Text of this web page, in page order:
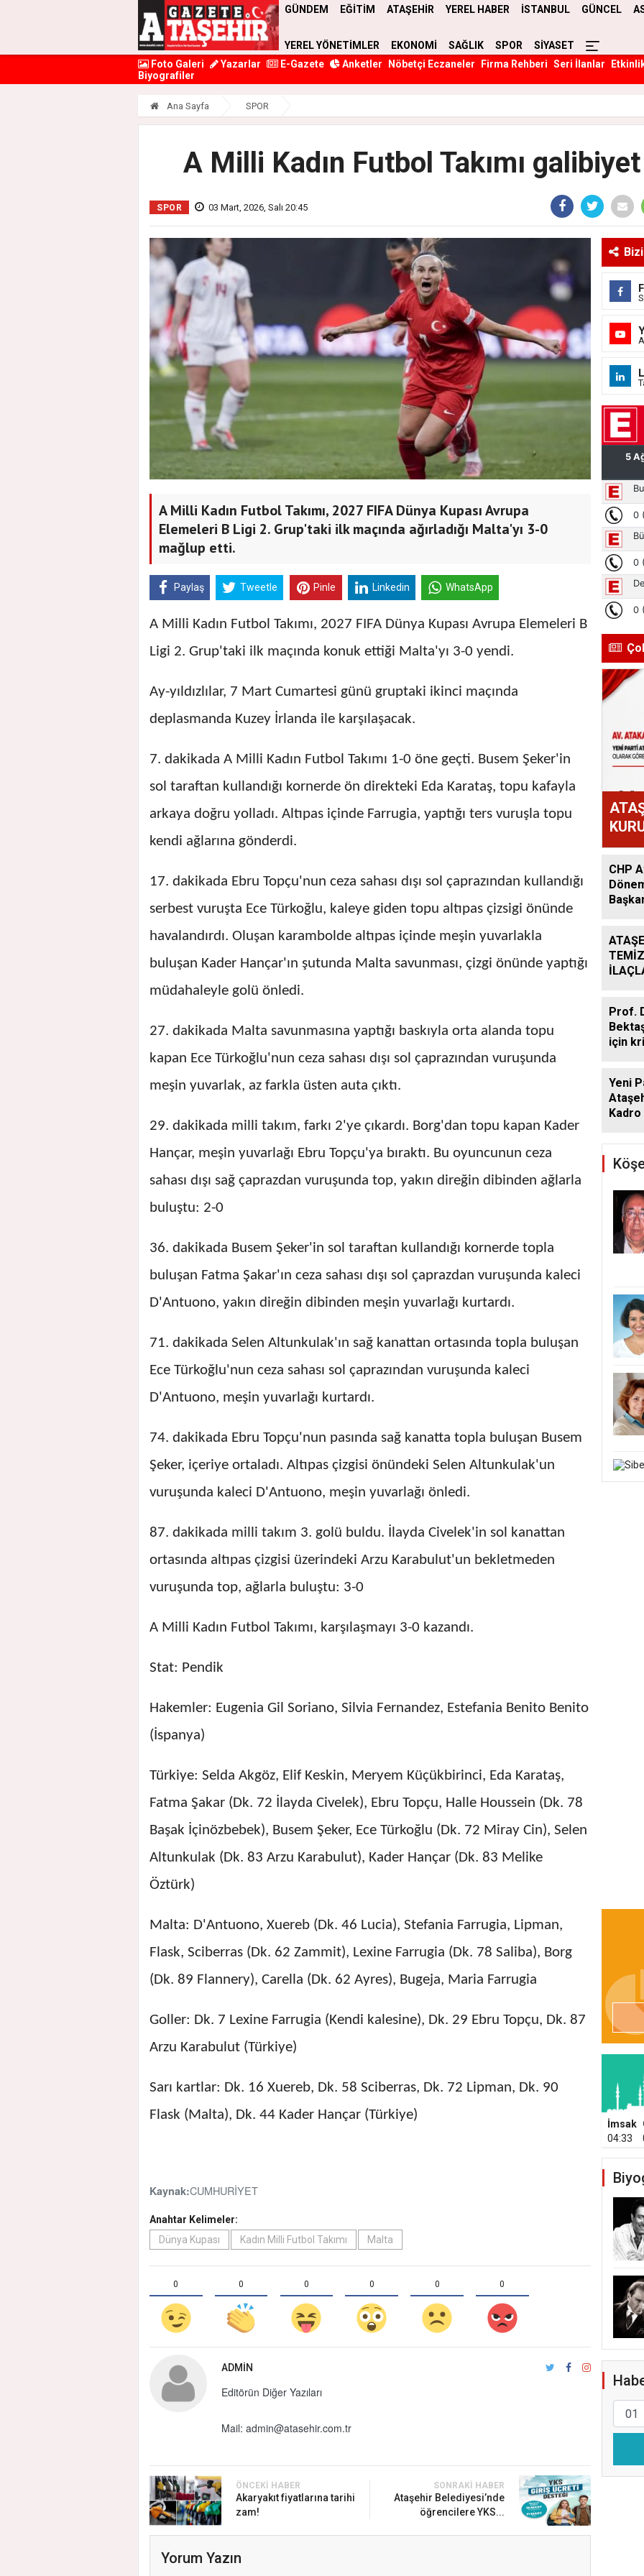
GÜNDEM EĞİTİM ATAŞEHİR YEREL HABER İSTANBUL GÜNCEL
YEREL YÖNETİMLER EKONOMİ SAĞLIK SPOR
SİYASET
Foto Galeri
Yazarlar E-Gazete Anketler Nöbetçi Eczaneler Firma Rehberi Seri İlanlar
Biyografiler
Ana Sayfa SPOR
A Milli Kadın Futbol Takımı
SPOR 03 Mart, 2026, Salı 20:45
A Milli Kadın Futbol Takımı, 2027 FIFA Dünya Kupası Avrupa
Elemeleri B Ligi 2. Grup'taki ilk maçında ağırladığı Malta'yı 3-0
mağlup etti.
Paylaş Tweetle Pinle Linkedin WhatsApp
A Milli Kadın Futbol Takımı, 2027 FIFA Dünya Kupası Avrupa Elemeleri B
Ligi 2. Grup'taki ilk maçında konuk ettiği Malta'yı 3-0 yendi.
Ay-yıldızlılar, 7 Mart Cumartesi günü gruptaki ikinci maçında
deplasmanda Kuzey İrlanda ile karşılaşacak.
7. dakikada A Milli Kadın Futbol Takımı 1-0 öne geçti. Busem Şeker'in
sol taraftan kullandığı kornerde ön direkteki Eda Karataş, topu kafayla
arkaya doğru yolladı. Altıpas içinde Farrugia, yaptığı ters vuruşla topu
kendi ağlarına gönderdi.
17. dakikada Ebru Topçu'nun ceza sahası dışı sol çaprazından kullandığı
serbest vuruşta Ece Türkoğlu, kaleye giden topu altıpas çizsigi önünde
havalandırdı. Oluşan karambolde altıpas içinde meşin yuvarlakla
buluşan Kader Hançar'ın şutunda Malta savunması, çizgi önünde yaptığı
müdahaleyle golü önledi.
27. dakikada Malta savunmasına yaptığı baskıyla orta alanda topu
kapan Ece Türkoğlu'nun ceza sahası dışı sol çaprazından vuruşunda
meşin yuvarlak, az farkla üsten auta çıktı.
29. dakikada milli takım, farkı 2'ye çıkardı. Borg'dan topu kapan Kader
Hançar, meşin yuvarlağı Ebru Topçu'ya bıraktı. Bu oyuncunun ceza
sahası dışı sağ çaprazdan vuruşunda top, yakın direğin dibinden ağlarla
buluştu: 2-0
36. dakikada Busem Şeker'in sol taraftan kullandığı kornerde topla
buluşan Fatma Şakar'ın ceza sahası dışı sol çaprazdan vuruşunda kaleci
D'Antuono, yakın direğin dibinden meşin yuvarlağı kurtardı.
71. dakikada Selen Altunkulak'ın sağ kanattan ortasında topla buluşan
Ece Türkoğlu'nun ceza sahası sol çaprazından vuruşunda kaleci
D'Antuono, meşin yuvarlağı kurtardı.
74. dakikada Ebru Topçu'nun pasında sağ kanatta topla buluşan Busem
Şeker, içeriye ortaladı. Altıpas çizgisi önündeki Selen Altunkulak'un
vuruşunda kaleci D'Antuono, meşin yuvarlağı önledi.
87. dakikada milli takım 3. golü buldu. İlayda Civelek'in sol kanattan
ortasında altıpas çizgisi üzerindeki Arzu Karabulut'un bekletmeden
vuruşunda top, ağlarla buluştu: 3-0
A Milli Kadın Futbol Takımı, karşılaşmayı 3-0 kazandı.
Stat: Pendik
Hakemler: Eugenia Gil Soriano, Silvia Fernandez, Estefania Benito Benito
(İspanya)
Türkiye: Selda Akgöz, Elif Keskin, Meryem Küçükbirinci, Eda Karataş,
Fatma Şakar (Dk. 72 İlayda Civelek), Ebru Topçu, Halle Houssein (Dk. 78
Başak İçinözbebek), Busem Şeker, Ece Türkoğlu (Dk. 72 Miray Cin), Selen
Altunkulak (Dk. 83 Arzu Karabulut), Kader Hançar (Dk. 83 Melike
Öztürk)
Malta: D'Antuono, Xuereb (Dk. 46 Lucia), Stefania Farrugia, Lipman,
Flask, Sciberras (Dk. 62 Zammit), Lexine Farrugia (Dk. 78 Saliba), Borg
(Dk. 89 Flannery), Carella (Dk. 62 Ayres), Bugeja, Maria Farrugia
Goller: Dk. 7 Lexine Farrugia (Kendi kalesine), Dk. 29 Ebru Topçu, Dk. 87
Arzu Karabulut (Türkiye)
Sarı kartlar: Dk. 16 Xuereb, Dk. 58 Sciberras, Dk. 72 Lipman, Dk. 90
Flask (Malta), Dk. 44 Kader Hançar (Türkiye)
Kaynak:CUMHURİYET
Anahtar Kelimeler:
Dünya Kupası
Kadın Milli Futbol Takımı Malta
0 0 0 0 0 0
ADMIN
Editörün Diğer Yazıları
Mail: admin@atasehir.com.tr
ÖNCEKI HABER
Akaryakıt fiyatlarına tarihi
zam!
SONRAKI HABER
Ataşehir Belediyesi’nde
öğrencilere YKS...
Yorum Yazın
CHP
Prof.
için
Yeni
İmsak
04:33